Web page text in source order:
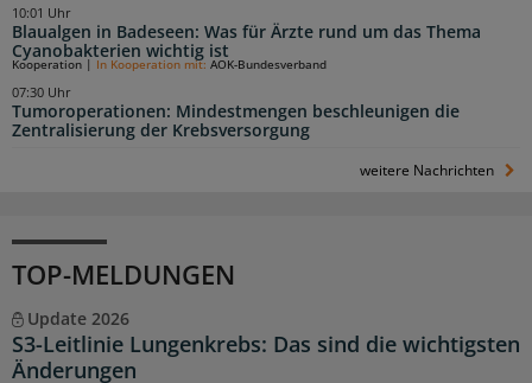
Blaualgen in Badeseen: Was für Ärzte rund um das Thema
Cyanobakterien wichtig ist
10:01 Uhr
Tumoroperationen: Mindestmengen beschleunigen die
Zentralisierung der Krebsversorgung
Kooperation | In Kooperation mit: AOK-Bundesverband
07:30 Uhr
weitere Nachrichten
TOP-MELDUNGEN
Update 2026
S3-Leitlinie Lungenkrebs: Das sind die wichtigsten
Änderungen